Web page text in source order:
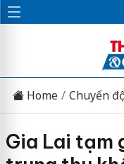
Home Chuyển
Gia Lai tạm